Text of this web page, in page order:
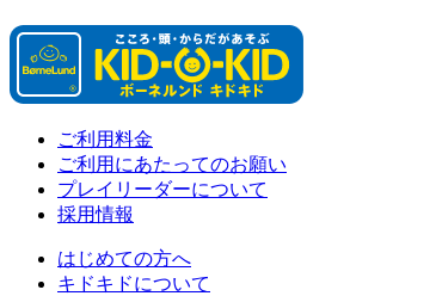
ご利用料金
ご利用にあたってのお願い
プレイリーダーについて
採用情報
はじめての方へ
キドキドについて